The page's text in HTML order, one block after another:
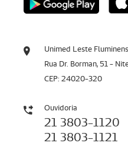
Unimed Leste
Rua Dr. Borman, 51 -
CEP: 24020-320
Ouvidoria
21 3803-1120
21 3803-1121